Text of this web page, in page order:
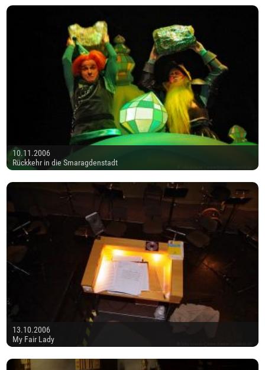
10.11.2006
Rückkehr in die Smaragdenstadt
13.10.2006
My Fair Lady